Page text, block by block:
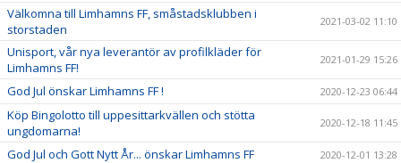
Välkomna till Limhamns FF, småstadsklubben i
storstaden
2021-03-02 11:10
Unisport, vår nya leverantör av profilkläder för
Limhamns FF!
2021-01-29 15:26
God Jul önskar Limhamns FF ! 2020-12-23 06:44
Köp Bingolotto till uppesittarkvällen och stötta
ungdomarna!
2020-12-18 11:45
God Jul och Gott Nytt År... önskar Limhamns FF 2020-12-01 13:28